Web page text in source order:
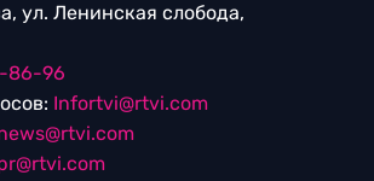
ул. Ленинская слобода,
86-96
Infortvi@rtvi.com